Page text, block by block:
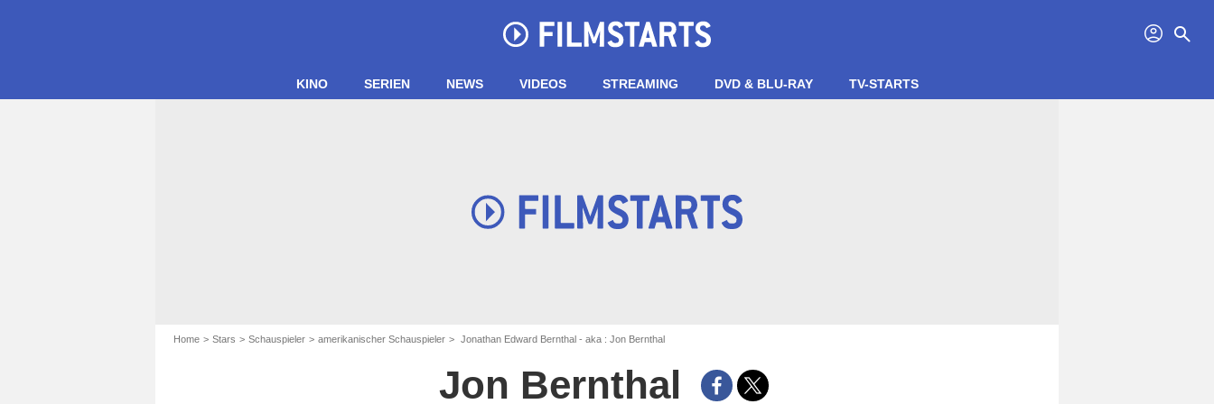
profil search
KINO SERIEN NEWS VIDEOS STREAMING DVD & BLU-RAY TV-STARTS
Home Stars Schauspieler amerikanischer Schauspieler Jonathan Edward Bernthal - aka : Jon Bernthal
Jon Bernthal